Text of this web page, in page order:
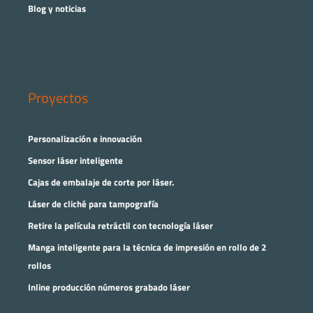
Blog y noticias
Proyectos
Personalización e innovación
Sensor láser inteligente
Cajas de embalaje de corte por láser.
Láser de cliché para tampografía
Retire la película retráctil con tecnología láser
Manga inteligente para la técnica de impresión en rollo de 2
rollos
Inline producción números grabado láser